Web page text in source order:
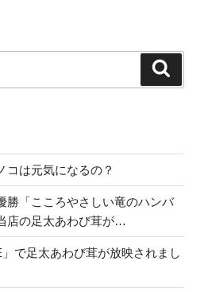
コは元気になるの？
勝「こころやさしい竜のハンバ
店の足太あわび茸が…
で足太あわび茸が放映されまし